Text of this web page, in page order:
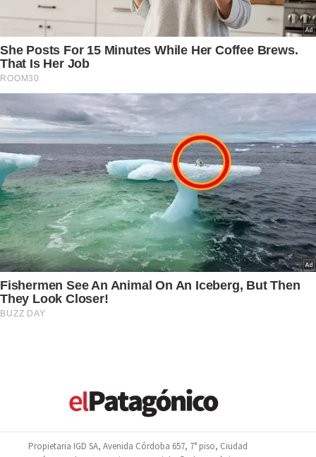
Propietaria IGD SA, Avenida Córdoba 657, 7° piso, Ciudad